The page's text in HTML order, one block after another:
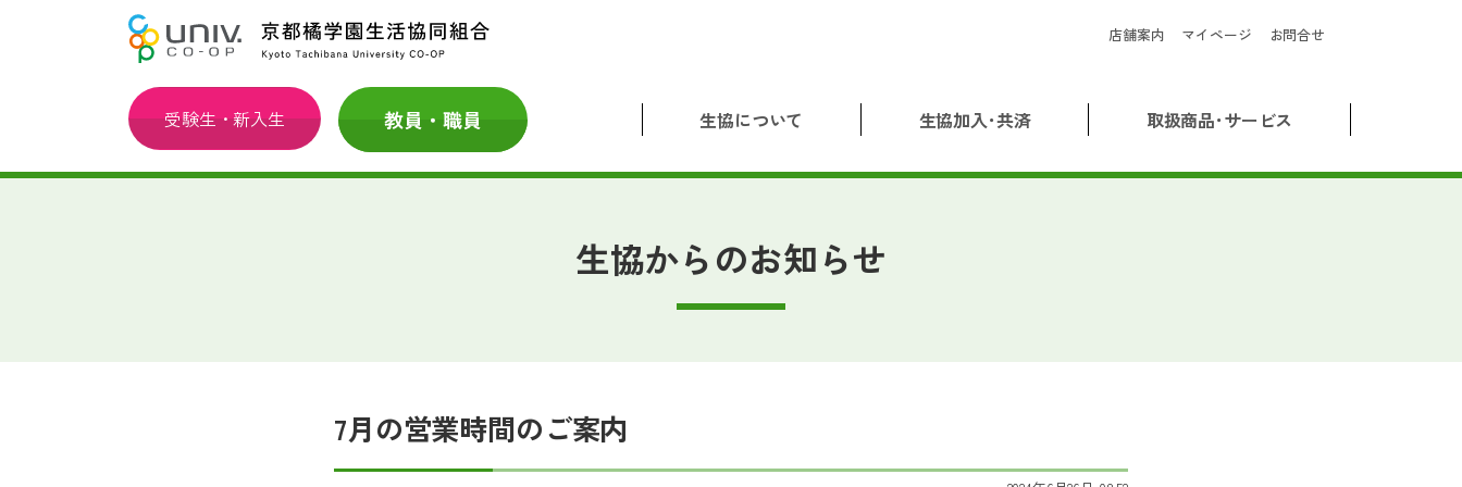
店舗案内 マイページ お問合せ
受験生・新入生 生協について 生協加入･共済 取扱商品･サービス
生協からのお知らせ
7月の営業時間のご案内